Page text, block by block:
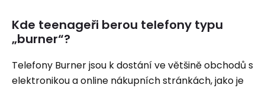
Kde teenageři berou telefony typu
„burner“?
Telefony Burner jsou k dostání ve většině obchodů s
elektronikou a online nákupních stránkách, jako je